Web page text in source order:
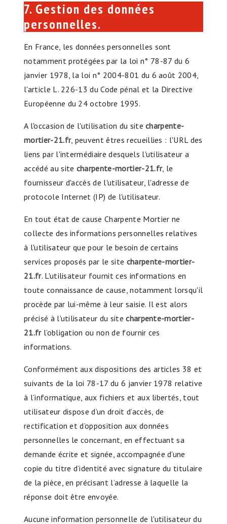
7. Gestion des données
personnelles.
En France, les données personnelles sont
notamment protégées par la loi n° 78-87 du 6
janvier 1978, la loi n° 2004-801 du 6 août 2004,
l'article L. 226-13 du Code pénal et la Directive
Européenne du 24 octobre 1995.
A l'occasion de l'utilisation du sitecharpente-
mortier-21.fr, peuvent êtres recueillies : l'URL des
liens par l'intermédiaire desquels l'utilisateur a
accédé au site charpente-mortier-21.fr, le
fournisseur d'accès de l'utilisateur, l'adresse de
protocole Internet (IP) de l'utilisateur.
En tout état de cause Charpente Mortier ne
collecte des informations personnelles relatives
à l'utilisateur que pour le besoin de certains
services proposés par le site charpente-mortier-
21.fr. L'utilisateur fournit ces informations en
toute connaissance de cause, notamment lorsqu'il
procède par lui-même à leur saisie. Il est alors
précisé à l'utilisateur du sitecharpente-mortier-
21.frl’obligation ou non de fournir ces
informations.
Conformément aux dispositions des articles 38 et
suivants de la loi 78-17 du 6 janvier 1978 relative
à l’informatique, aux fichiers et aux libertés, tout
utilisateur dispose d’un droit d’accès, de
rectification et d’opposition aux données
personnelles le concernant, en effectuant sa
demande écrite et signée, accompagnée d’une
copie du titre d’identité avec signature du titulaire
de la pièce, en précisant l’adresse à laquelle la
réponse doit être envoyée.
Aucune information personnelle de l'utilisateur du